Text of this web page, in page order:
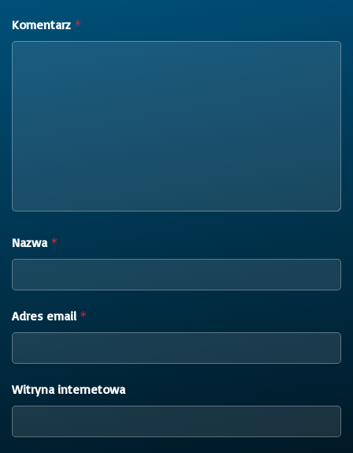
Komentarz *
Nazwa *
Adres email *
Witryna internetowa